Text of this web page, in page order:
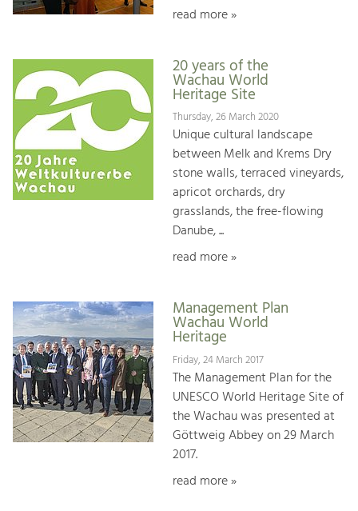
read more »
20 years of the
Wachau World
Heritage Site
Thursday, 26 March 2020
Unique cultural landscape
between Melk and Krems Dry
stone walls, terraced vineyards,
apricot orchards, dry
grasslands, the free-flowing
Danube, ...
read more »
Management Plan
Wachau World
Heritage
Friday, 24 March 2017
The Management Plan for the
UNESCO World Heritage Site of
the Wachau was presented at
Göttweig Abbey on 29 March
2017.
read more »